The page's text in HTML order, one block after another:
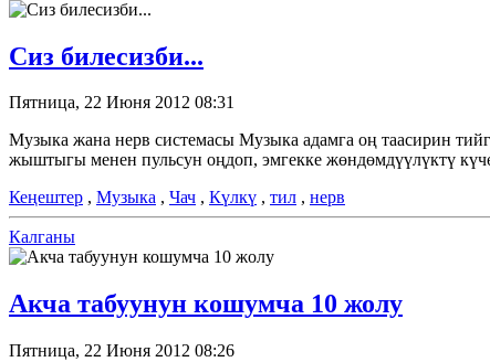
Сиз билесизби...
Пятница, 22 Июня 2012 08:31
Музыка жана нерв системасы Музыка адамга оң таасирин
жыштыгы менен пульсун оңдоп, эмгекке жөндөмдүүлүктү
Кеңештер , Музыка , Чач , Күлкү , тил , нерв
Калганы
Акча табуунун кошумча 10 жолу
Пятница, 22 Июня 2012 08:26